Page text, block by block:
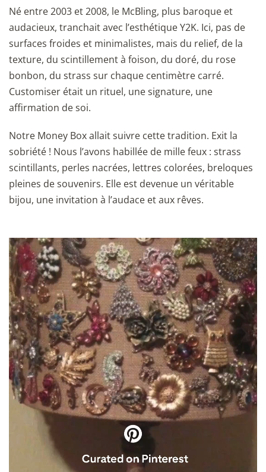
Né entre 2003 et 2008, le McBling, plus baroque et
audacieux, tranchait avec l’esthétique Y2K. Ici, pas de
surfaces froides et minimalistes, mais du relief, de la
texture, du scintillement à foison, du doré, du rose
bonbon, du strass sur chaque centimètre carré.
Customiser était un rituel, une signature, une
affirmation de soi.
Notre Money Box allait suivre cette tradition. Exit la
sobriété ! Nous l’avons habillée de mille feux : strass
scintillants, perles nacrées, lettres colorées, breloques
pleines de souvenirs. Elle est devenue un véritable
bijou, une invitation à l’audace et aux rêves.